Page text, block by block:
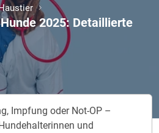
2025: Detaillierte
Impfung oder Not-OP –
und